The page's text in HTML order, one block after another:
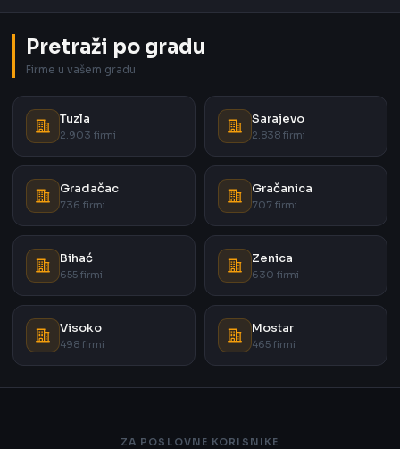
Pretraži po gradu
Firme u vašem gradu
Tuzla
2.903 firmi
Sarajevo
2.838 firmi
Gradačac
736 firmi
Gračanica
707 firmi
Bihać
655 firmi
Zenica
630 firmi
Visoko
498 firmi
Mostar
465 firmi
ZA POSLOVNE KORISNIKE